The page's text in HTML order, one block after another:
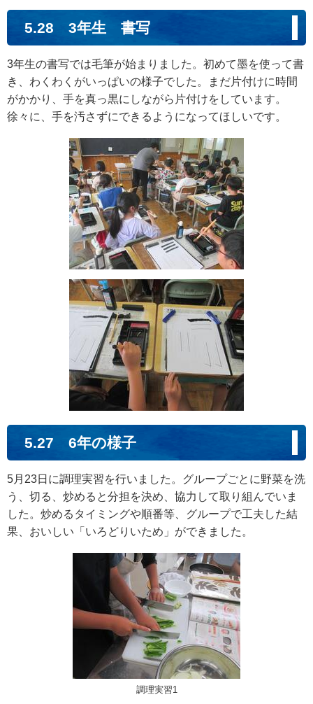
5.28 3年生 書写
3年生の書写では毛筆が始まりました。初めて墨を使って書
き、わくわくがいっぱいの様子でした。まだ片付けに時間
がかかり、手を真っ黒にしながら片付けをしています。
徐々に、手を汚さずにできるようになってほしいです。
5.27 6年の様子
5月23日に調理実習を行いました。グループごとに野菜を洗
う、切る、炒めると分担を決め、協力して取り組んでいま
した。炒めるタイミングや順番等、グループで工夫した結
果、おいしい「いろどりいため」ができました。
調理実習1